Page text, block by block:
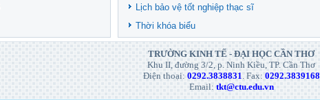
Lịch bảo vệ tốt nghiệp thạc sĩ
Thời khóa biểu
TRƯỜNG KINH TẾ - ĐẠI HỌC CẦN THƠ
Khu II, đường 3/2, p. Ninh Kiều, TP. Cần Thơ
Điện thoại: 0292.3838831. Fax: 0292.3839168
Email: tkt@ctu.edu.vn